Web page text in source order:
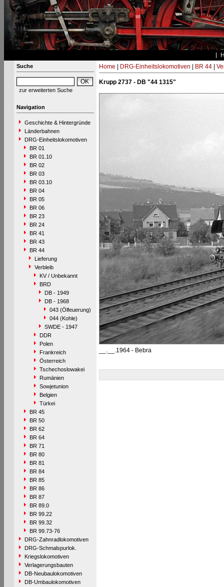
Suche
zur erweiterten Suche
Navigation
Geschichte & Hintergründe
Länderbahnen
DRG-Einheitslokomotiven
BR 01
BR 01.10
BR 02
BR 03
BR 03.10
BR 04
BR 05
BR 06
BR 23
BR 24
BR 41
BR 43
BR 44
Lieferung
Verbleib
KV / Unbekannt
BRD
DB - 1949
DB - 1968
043 (Ölfeuerung)
044 (Kohle)
SWDE - 1947
DDR
Polen
Frankreich
Österreich
Tschechoslowakei
Rumänien
Sowjetunion
Belgien
Türkei
BR 45
BR 50
BR 62
BR 64
BR 71
BR 80
BR 81
BR 84
BR 85
BR 86
BR 87
BR 89.0
BR 99.22
BR 99.32
BR 99.73-76
DRG-Zahnradlokomotiven
DRG-Schmalspurlok.
Kriegslokomotiven
Verlagerungsbauten
DB-Neubaulokomotiven
DB-Umbaulokomotiven
Home DRG-Einheitslokomotiven BR 44|
Krupp 2737 - DB "44 1315"
__.__.1964 - Bebra